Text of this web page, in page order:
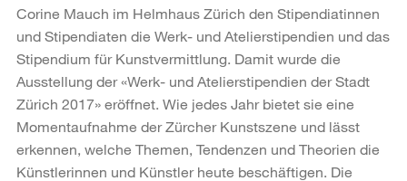
Corine Mauch im Helmhaus Zürich den Stipendiatinnen
und Stipendiaten die Werk- und Atelierstipendien und das
Stipendium für Kunstvermittlung. Damit wurde die
Ausstellung der «Werk- und Atelierstipendien der Stadt
Zürich 2017» eröffnet. Wie jedes Jahr bietet sie eine
Momentaufnahme der Zürcher Kunstszene und lässt
erkennen, welche Themen, Tendenzen und Theorien die
Künstlerinnen und Künstler heute beschäftigen. Die